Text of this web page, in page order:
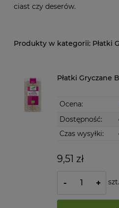
ciast czy deserów.
Płatki
Płatki Gryczane
Ocena:
Dostępność:
Czas wysyłki:
9,51 zł
- + szt.